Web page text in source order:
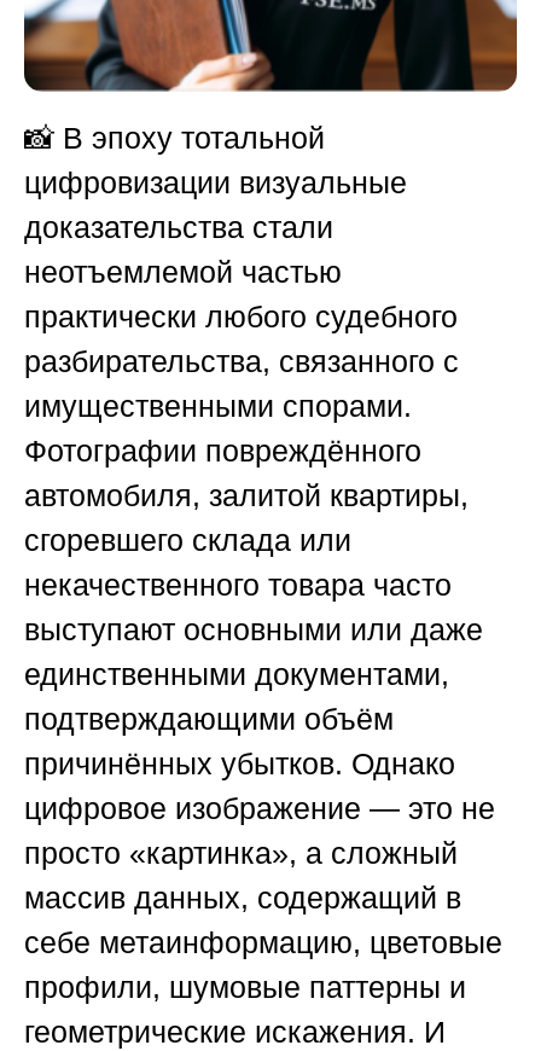
📸 В эпоху тотальной
цифровизации визуальные
доказательства стали
неотъемлемой частью
практически любого судебного
разбирательства, связанного с
имущественными спорами.
Фотографии повреждённого
автомобиля, залитой квартиры,
сгоревшего склада или
некачественного товара часто
выступают основными или даже
единственными документами,
подтверждающими объём
причинённых убытков. Однако
цифровое изображение — это не
просто «картинка», а сложный
массив данных, содержащий в
себе метаинформацию, цветовые
профили, шумовые паттерны и
геометрические искажения. И